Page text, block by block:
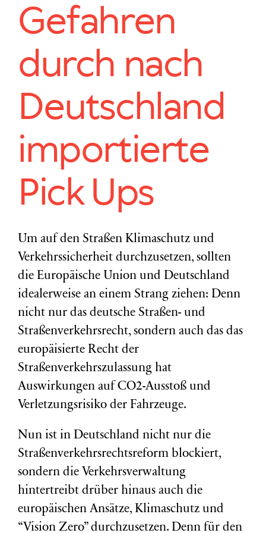
Gefahren
durch nach
Deutschland
importierte
Pick Ups
Um auf den Straßen Klimaschutz und
Verkehrssicherheit durchzusetzen, sollten
die Europäische Union und Deutschland
idealerweise an einem Strang ziehen: Denn
nicht nur das deutsche Straßen- und
Straßenverkehrsrecht, sondern auch das das
europäisierte Recht der
Straßenverkehrszulassung hat
Auswirkungen auf CO2-Ausstoß und
Verletzungsrisiko der Fahrzeuge.
Nun ist in Deutschland nicht nur die
Straßenverkehrsrechtsreform blockiert,
sondern die Verkehrsverwaltung
hintertreibt drüber hinaus auch die
europäischen Ansätze, Klimaschutz und
“Vision Zero” durchzusetzen. Denn für den